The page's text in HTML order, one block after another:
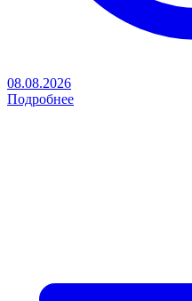
08.08.2026
Подробнее